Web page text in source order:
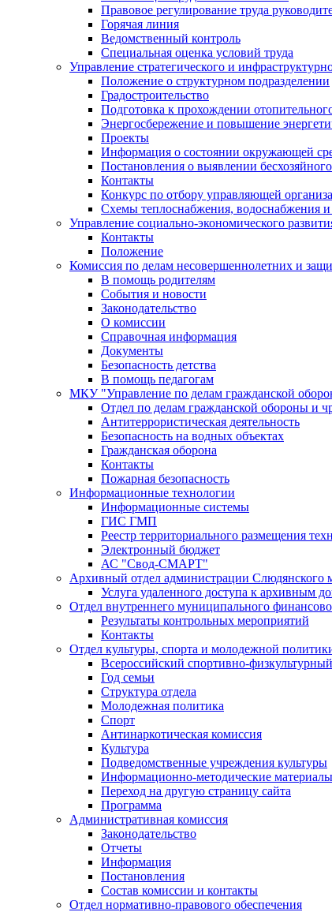
Правовое регулирование труда
Горячая линия
Ведомственный контроль
Специальная оценка условий труда
Управление стратегического и
Положение о структурном подразделении
Градостроительство
Подготовка к прохождении
Энергосбережение и повышение
Проекты
Информация о состоянии окружающей
Постановления о выявлении
Контакты
Конкурс по отбору управляющей
Схемы теплоснабжения, водоснабжения и
Управление социально-экономического
Контакты
Положение
Комиссия по делам несовершеннолетних и
В помощь родителям
События и новости
Законодательство
О комиссии
Справочная информация
Документы
Безопасность детства
В помощь педагогам
МКУ "Управление по делам гражданской
Отдел по делам гражданской обороны и
Антитеррористическая деятельность
Безопасность на водных объектах
Гражданская оборона
Контакты
Пожарная безопасность
Информационные технологии
Информационные системы
ГИС ГМП
Реестр территориального размещения
Электронный бюджет
АС "Свод-СМАРТ"
Архивный отдел администрации Слюдянского
Услуга удаленного доступа к архивным
Отдел внутреннего муниципального
Результаты контрольных мероприятий
Контакты
Отдел культуры, спорта и молодежной
Всероссийский спортивно-
Год семьи
Структура отдела
Молодежная политика
Спорт
Антинаркотическая комиссия
Культура
Подведомственные учреждения культуры
Информационно-методические материалы
Переход на другую страницу сайта
Программа
Административная комиссия
Законодательство
Отчеты
Информация
Постановления
Состав комиссии и контакты
Отдел нормативно-правового обеспечения